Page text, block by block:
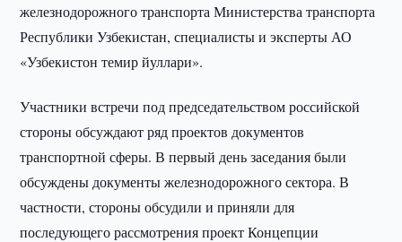
железнодорожного транспорта Министерства транспорта
Республики Узбекистан, специалисты и эксперты АО
«Узбекистон темир йуллари».
Участники встречи под председательством российской
стороны обсуждают ряд проектов документов
транспортной сферы. В первый день заседания были
обсуждены документы железнодорожного сектора. В
частности, стороны обсудили и приняли для
последующего рассмотрения проект Концепции